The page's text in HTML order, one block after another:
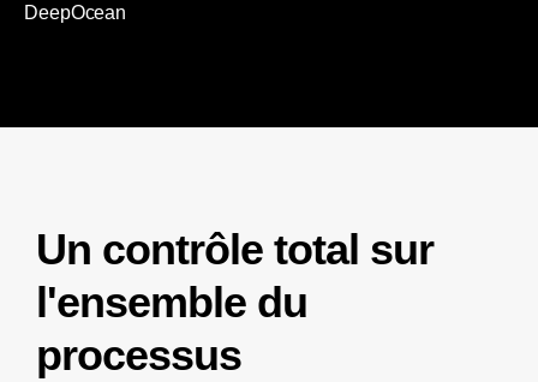
DeepOcean
Un contrôle total sur
l'ensemble du
processus